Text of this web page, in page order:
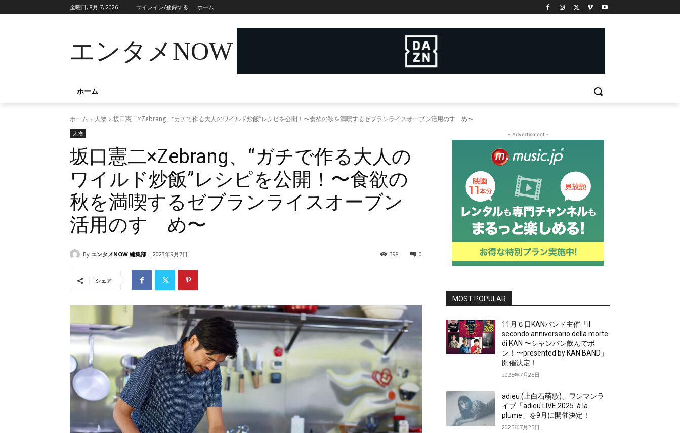
金曜日, 8月 7, 2026 サインイン/登録する ホーム
エンタメNOW
ホーム
ホーム 人物 坂口憲二×Zebrang、“ガチで作る大人のワイルド炒飯”レシピを公開！〜食欲の秋を満喫するゼブランライスオーブン活用のすゝめ〜
人物
坂口憲二×Zebrang、“ガチで作る大人の
ワイルド炒飯”レシピを公開！〜食欲の
秋を満喫するゼブランライスオーブン
活用のすゝめ〜
By エンタメNOW 編集部 2023年9月7日 0
398
シェア
- Advertisment -
MOST POPULAR
11月６日KANバンド主催「il
secondo anniversario della morte
di KAN 〜シャンパン飲んでポ
ン！〜presented by KAN BAND」
開催決定！
2025年7月25日
adieu (上白石萌歌)、ワンマンラ
イブ「adieu LIVE 2025 à la
plume」を9月に開催決定！
2025年7月25日